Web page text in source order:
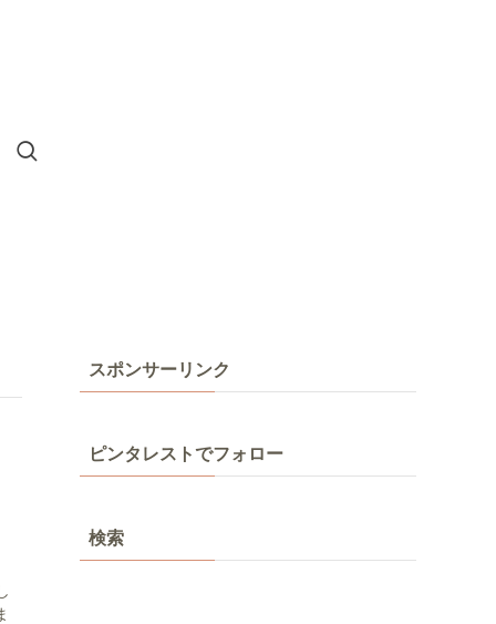
スポンサーリンク
ピンタレストでフォロー
検索